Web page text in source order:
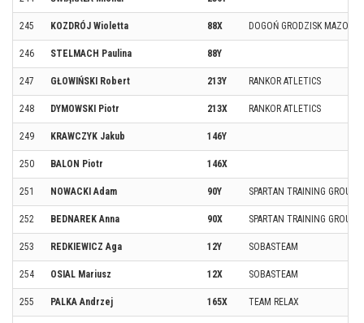
245 KOZDRÓJ Wioletta 88X DOGOŃ GRODZISK
246 STELMACH Paulina 88Y
247 GŁOWIŃSKI Robert 213Y RANKOR ATLETICS
248 DYMOWSKI Piotr 213X RANKOR ATLETICS
249 KRAWCZYK Jakub 146Y
250 BALON Piotr 146X
251 NOWACKI Adam 90Y SPARTAN TRAINING GROUP
252 BEDNAREK Anna 90X SPARTAN TRAINING GROUP
253 REDKIEWICZ Aga 12Y SOBASTEAM
254 OSIAL Mariusz 12X SOBASTEAM
255 PALKA Andrzej 165X TEAM RELAX